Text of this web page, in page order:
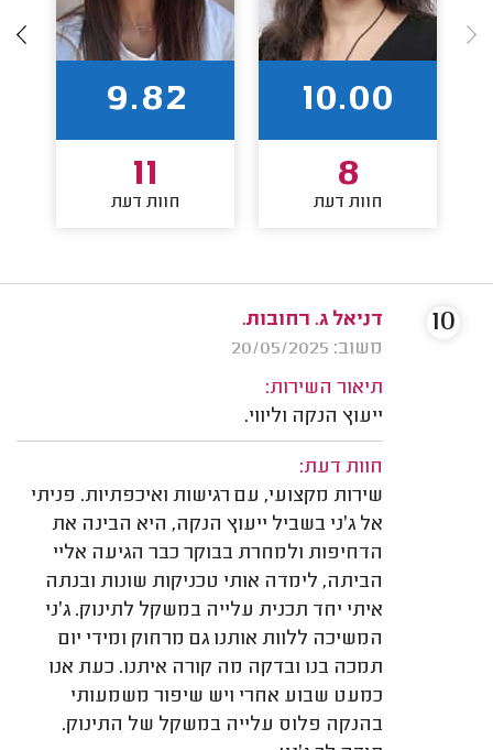
10.00
8
חוות דעת
9.82
11
חוות דעת
דניאל ג. רחובות.
משוב: 20/05/2025
תיאור השירות:
ייעוץ הנקה וליווי.
חוות דעת:
שירות מקצועי, עם רגישות ואיכפתיות. פניתי
אל ג׳ני בשביל ייעוץ הנקה, היא הבינה את
הדחיפות ולמחרת בבוקר כבר הגיעה אליי
הביתה, לימדה אותי טכניקות שונות ובנתה
איתי יחד תכנית עלייה במשקל לתינוק. ג׳ני
המשיכה ללוות אותנו גם מרחוק ומידי יום
תמכה בנו ובדקה מה קורה איתנו. כעת אנו
כמעט שבוע אחרי ויש שיפור משמעותי
בהנקה פלוס עלייה במשקל של התינוק.
10